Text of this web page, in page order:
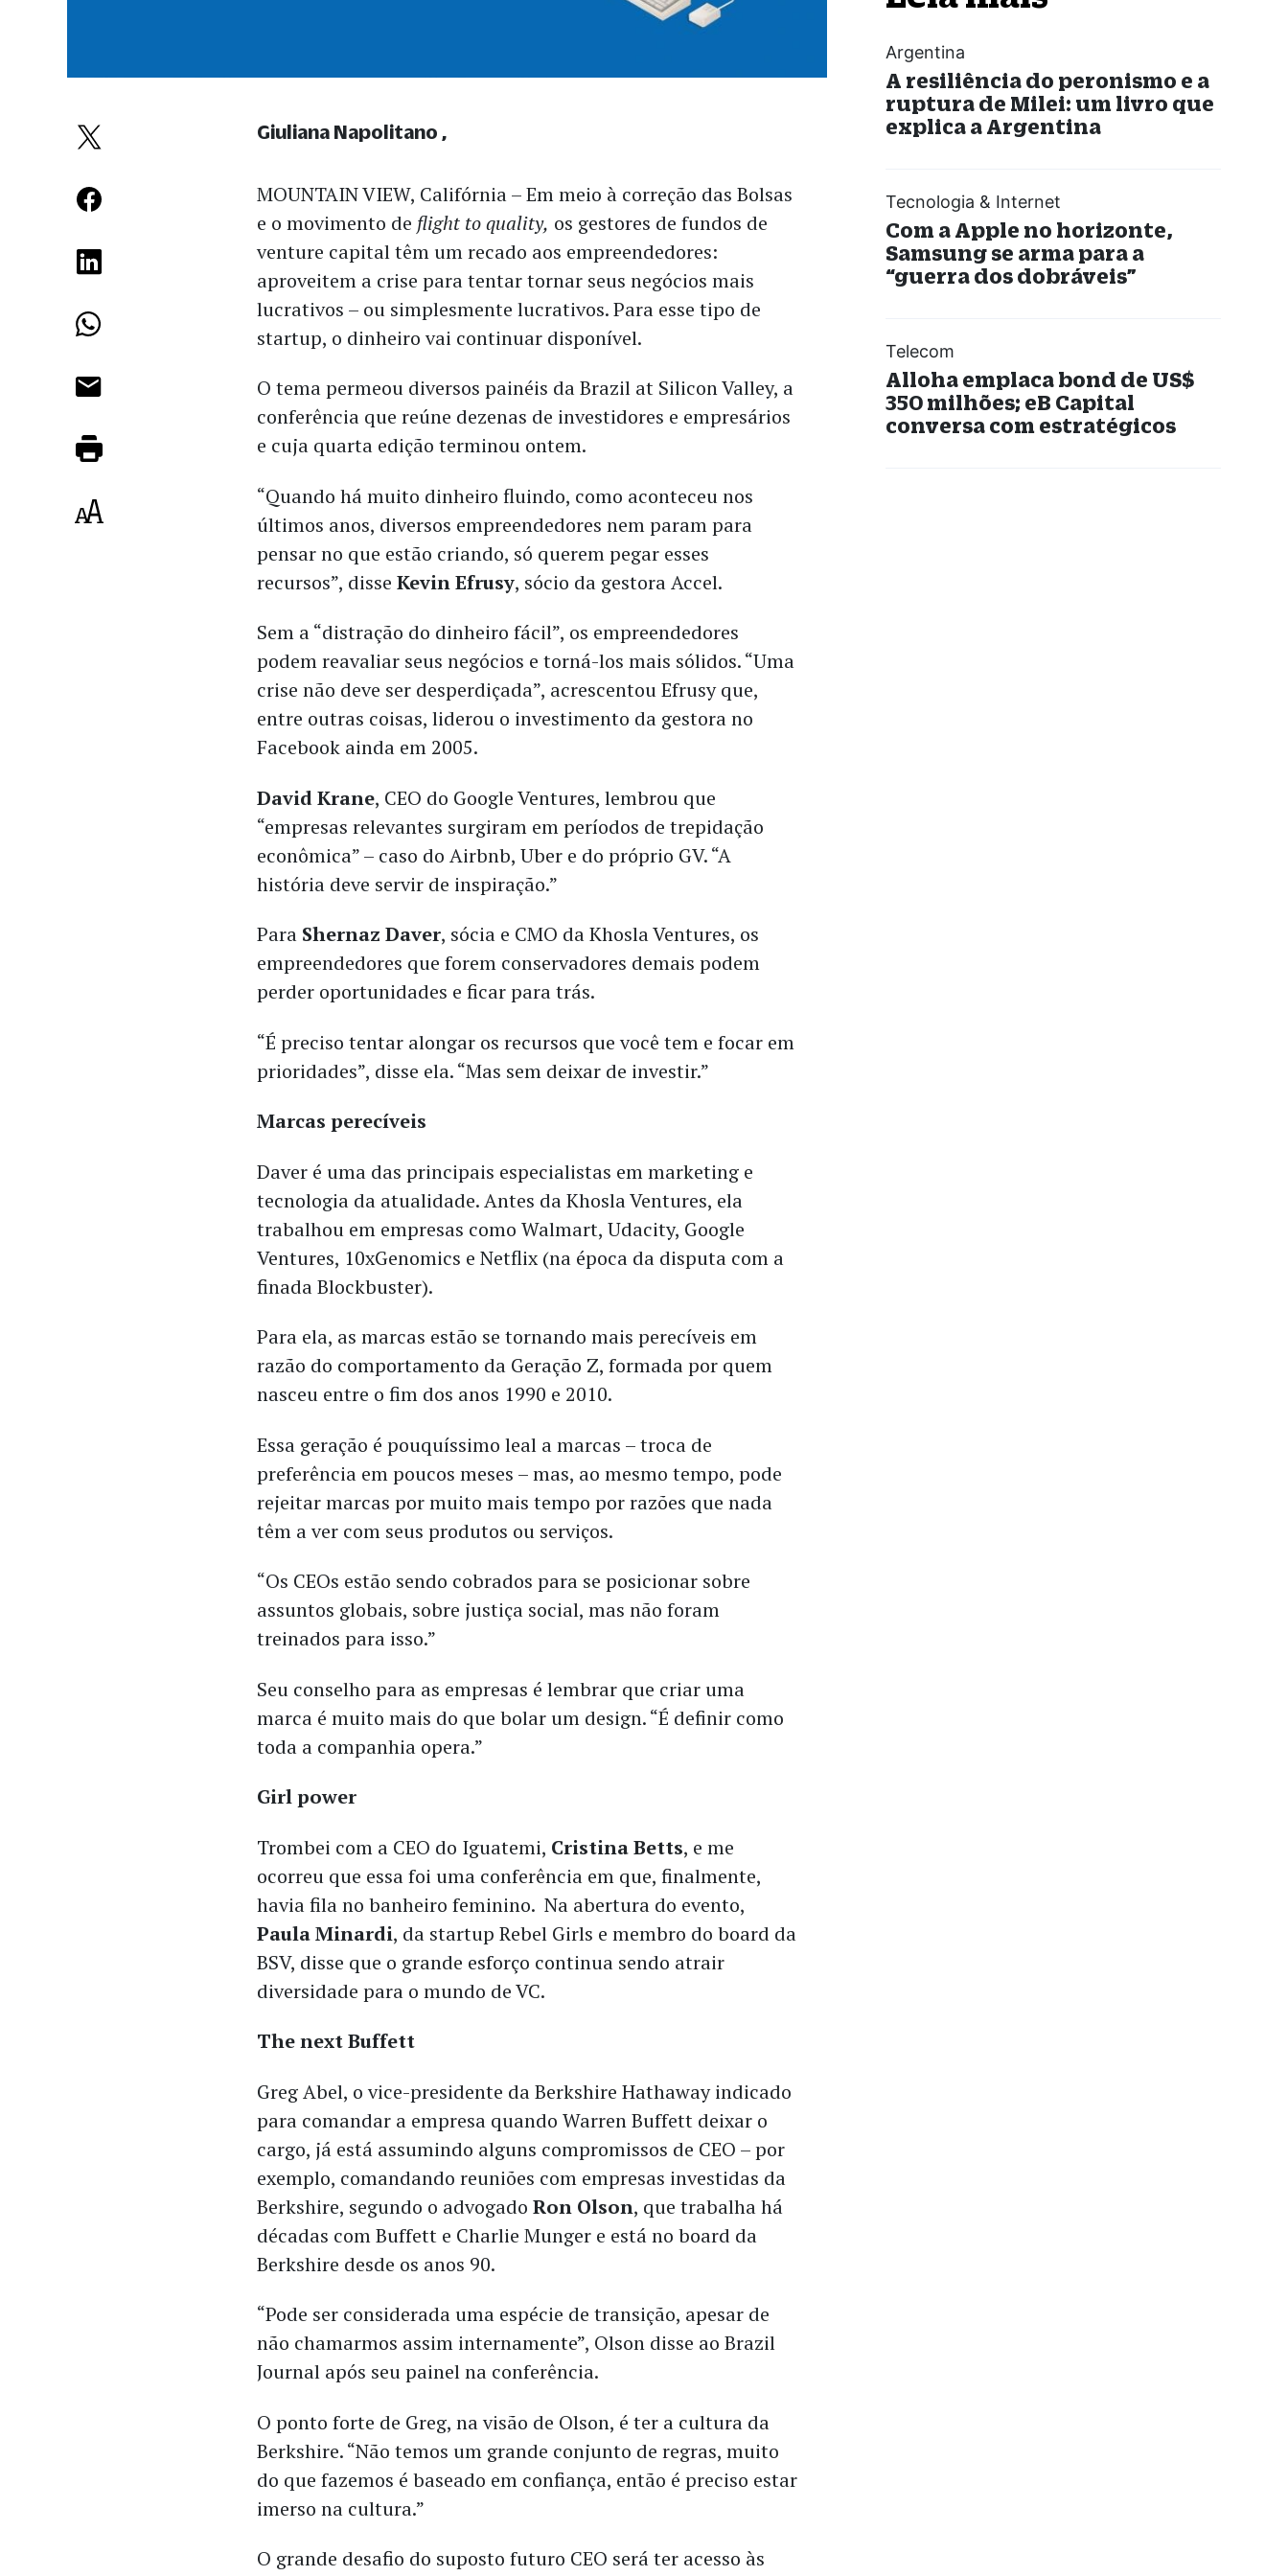
MOUNTAIN VIEW, Califórnia – Em meio à correção das Bolsas
e o movimento de flight to quality, os gestores de fundos de
venture capital têm um recado aos empreendedores:
aproveitem a crise para tentar tornar seus negócios mais
lucrativos – ou simplesmente lucrativos. Para esse tipo de
startup, o dinheiro vai continuar disponível.
O tema permeou diversos painéis da Brazil at Silicon Valley, a
conferência que reúne dezenas de investidores e empresários
e cuja quarta edição terminou ontem.
“Quando há muito dinheiro fluindo, como aconteceu nos
últimos anos, diversos empreendedores nem param para
pensar no que estão criando, só querem pegar esses
recursos”, disseKevin Efrusy, sócio da gestora Accel.
Sem a “distração do dinheiro fácil”, os empreendedores
podem reavaliar seus negócios e torná-los mais sólidos. “Uma
crise não deve ser desperdiçada”, acrescentou Efrusy que,
entre outras coisas, liderou o investimento da gestora no
Facebook ainda em 2005.
David Krane, CEO do Google Ventures, lembrou que
“empresas relevantes surgiram em períodos de trepidação
econômica” – caso do Airbnb, Uber e do próprio GV. “A
história deve servir de inspiração.”
Para Shernaz Daver, sócia e CMO da Khosla Ventures, os
empreendedores que forem conservadores demais podem
perder oportunidades e ficar para trás.
“É preciso tentar alongar os recursos que você tem e focar em
prioridades”, disse ela. “Mas sem deixar de investir.”
Marcas perecíveis
Daver é uma das principais especialistas em marketing e
tecnologia da atualidade. Antes da Khosla Ventures, ela
trabalhou em empresas como Walmart, Udacity, Google
Ventures, 10xGenomics e Netflix (na época da disputa com a
finada Blockbuster).
Para ela, as marcas estão se tornando mais perecíveis em
razão do comportamento da Geração Z, formada por quem
nasceu entre o fim dos anos 1990 e 2010.
Essa geração é pouquíssimo leal a marcas – troca de
preferência em poucos meses – mas, ao mesmo tempo, pode
rejeitar marcas por muito mais tempo por razões que nada
têm a ver com seus produtos ou serviços.
“Os CEOs estão sendo cobrados para se posicionar sobre
assuntos globais, sobre justiça social, mas não foram
treinados para isso.”
Seu conselho para as empresas é lembrar que criar uma
marca é muito mais do que bolar um design. “É definir como
toda a companhia opera.”
Girl power
Trombei com a CEO do Iguatemi, Cristina Betts, e me
ocorreu que essa foi uma conferência em que, finalmente,
havia fila no banheiro feminino. Na abertura do evento,
Paula Minardi, da startup Rebel Girls e membro do board da
BSV, disse que o grande esforço continua sendo atrair
diversidade para o mundo de VC.
The next Buffett
Greg Abel, o vice-presidente da Berkshire Hathaway indicado
para comandar a empresa quando Warren Buffett deixar o
cargo, já está assumindo alguns compromissos de CEO – por
exemplo, comandando reuniões com empresas investidas da
Berkshire, segundo o advogadoRon Olson, que trabalha há
décadas com Buffett e Charlie Munger e está no board da
Berkshire desde os anos 90.
“Pode ser considerada uma espécie de transição, apesar de
não chamarmos assim internamente”, Olson disse ao Brazil
Journal após seu painel na conferência.
O ponto forte de Greg, na visão de Olson, é ter a cultura da
Berkshire. “Não temos um grande conjunto de regras, muito
do que fazemos é baseado em confiança, então é preciso estar
imerso na cultura.”
O grande desafio do suposto futuro CEO será ter acesso às
Giuliana Napolitano
Argentina
A resiliência do peronismo e a
ruptura de Milei: um livro que
explica a Argentina
Tecnologia & Internet
Com a Apple no horizonte,
Samsung se arma para a
“guerra dos dobráveis”
Telecom
Alloha emplaca bond de US$
350 milhões; eB Capital
conversa com estratégicos